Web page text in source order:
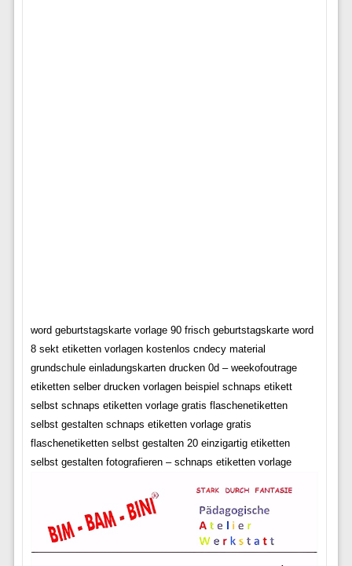
word geburtstagskarte vorlage 90 frisch geburtstagskarte word
8 sekt etiketten vorlagen kostenlos cndecy material
grundschule einladungskarten drucken 0d – weekofoutrage
etiketten selber drucken vorlagen beispiel schnaps etikett
selbst schnaps etiketten vorlage gratis flaschenetiketten
selbst gestalten schnaps etiketten vorlage gratis
flaschenetiketten selbst gestalten 20 einzigartig etiketten
selbst gestalten fotografieren – schnaps etiketten vorlage